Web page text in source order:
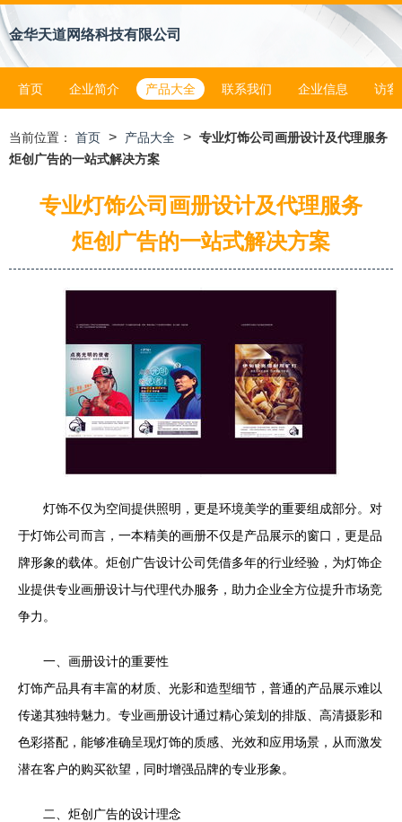
金华天道网络科技有限公司
首页 企业简介 产品大全 联系我们 企业信息 访客
当前位置： 首页 > 产品大全 > 专业灯饰公司画册设计及代理服务
炬创广告的一站式解决方案
专业灯饰公司画册设计及代理服务
炬创广告的一站式解决方案
灯饰不仅为空间提供照明，更是环境美学的重要组成部分。对
于灯饰公司而言，一本精美的画册不仅是产品展示的窗口，更是品
牌形象的载体。炬创广告设计公司凭借多年的行业经验，为灯饰企
业提供专业画册设计与代理代办服务，助力企业全方位提升市场竞
争力。
一、画册设计的重要性
灯饰产品具有丰富的材质、光影和造型细节，普通的产品展示难以
传递其独特魅力。专业画册设计通过精心策划的排版、高清摄影和
色彩搭配，能够准确呈现灯饰的质感、光效和应用场景，从而激发
潜在客户的购买欲望，同时增强品牌的专业形象。
二、炬创广告的设计理念